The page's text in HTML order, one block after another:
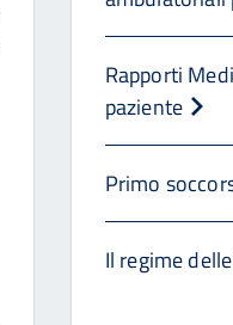
Rapporti
paziente
Primo
Il regime